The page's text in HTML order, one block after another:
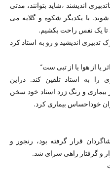
اندیشند ،شاید بتوانند، مدتی
با یکدیگر شکوه و گلایه می
تا یک نفس راحت بکشیم.
اندیشید و رو به استاد کرد
یا از هوا یا از تبی ست”
را به استاد تلقین کند. دراین
بیماری و رنگ زرد استاد خود سخن
خوداحساس بیماری کرد.
قرار گرفته بود، رنجور و
و گرفتار راهی سرای شد.